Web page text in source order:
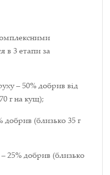
в 3 етапи за
– 50% добрив від
г на кущ);
добрив (близько 35 г
– 25% добрив (близько